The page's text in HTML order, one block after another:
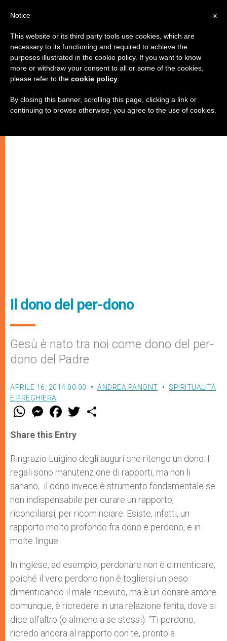
Il dono del per-dono
Gesù è nato tra noi come dono del per-
dono del Padre
APRILE 16, 2014 00:00 ANDREA PANONT
SPIRITUALITÀ
E PREGHIERA
W
t
s
p
p
M
e
s
e
g
e
r
F
a
e
b
o
k
w
r
Share this Entry
Ringrazio Luigino degli auguri che ritengo un dono. I
regali sono manutenzione di rapporti, ma non li
sanano, il dono invece è strumento fondamentale se
non indispensabile per curare un rapporto,
riconciliarsi, per ricominciare. Esiste, infatti, un
rapporto molto profondo fra dono e perdono, e in
molte lingue.
In inglese, ad esempio, perdonare non è dimenticare,
poiché il vero perdono non è togliersi un peso
dimenticando il male ricevuto, ma è un donare amore
comunque, è ricredere in una relazione ferita, dove si
dice all’altro (o almeno a se stessi): “Ti perdono,
ricredo ancora al rapporto con te, pronto a
x
Notice
This website or its third party tools use cookies, which are
necessary to its functioning and required to achieve the
purposes illustrated in the cookie policy. If you want to know
more or withdraw your consent to all or some of the cookies,
please refer to the cookie policy
By closing this banner, scrolling this page, clicking a link or
continuing to browse otherwise, you agree to the use of cookies.